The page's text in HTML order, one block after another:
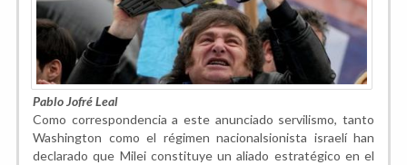
Pablo Jofré Leal
Como correspondencia a este anunciado servilismo, tanto
Washington como el régimen nacionalsionista israelí han
declarado que Milei constituye un aliado estratégico en el